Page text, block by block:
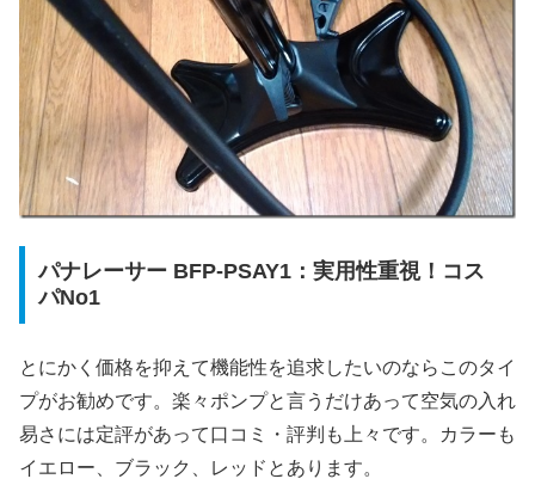
パナレーサー BFP-PSAY1：実用性重視！コス
パNo1
とにかく価格を抑えて機能性を追求したいのならこのタイ
プがお勧めです。楽々ポンプと言うだけあって空気の入れ
易さには定評があって口コミ・評判も上々です。カラーも
イエロー、ブラック、レッドとあります。